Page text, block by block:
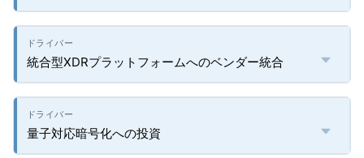
統合型XDRプラットフォームへのベンダー統合
量子対応暗号化への投資